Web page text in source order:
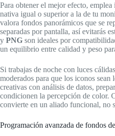
Para obtener el mejor efecto, emplea
nativa igual o superior a la de tu
valora fondos panorámicos que se
separadas por pantalla, así evitarás
y PNG son ideales por
un equilibrio entre calidad y peso
Si trabajas de noche con luces
moderados para que los iconos sean
creativas con análisis de datos,
condicionen la percepción de color.
convierte en un aliado funcional, no
Programación avanzada de fondos